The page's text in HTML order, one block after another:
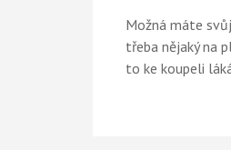
Možná máte
třeba nějaký na
to ke koupeli